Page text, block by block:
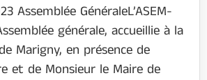
Assemblée GénéraleL’ASEM-
générale, accueillie à la
Marigny, en présence de
et de Monsieur le Maire de